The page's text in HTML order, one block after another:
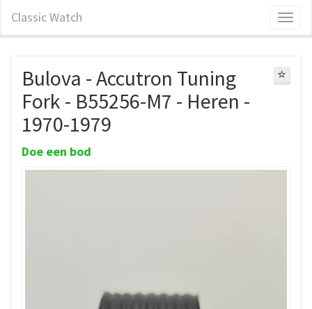
Classic Watch
Bulova - Accutron Tuning
Fork - B55256-M7 - Heren -
1970-1979
Doe een bod